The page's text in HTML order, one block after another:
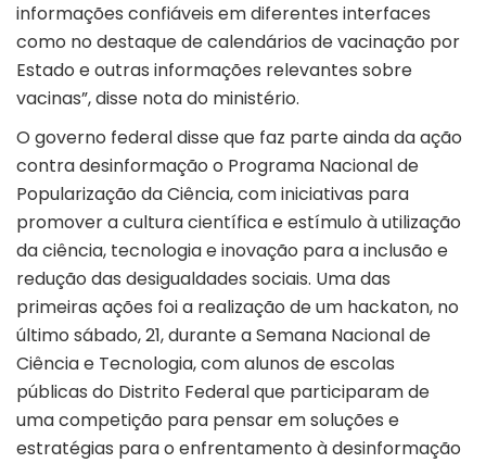
informações confiáveis em diferentes interfaces
como no destaque de calendários de vacinação por
Estado e outras informações relevantes sobre
vacinas”, disse nota do ministério.
O governo federal disse que faz parte ainda da ação
contra desinformação o Programa Nacional de
Popularização da Ciência, com iniciativas para
promover a cultura científica e estímulo à utilização
da ciência, tecnologia e inovação para a inclusão e
redução das desigualdades sociais. Uma das
primeiras ações foi a realização de um hackaton, no
último sábado, 21, durante a Semana Nacional de
Ciência e Tecnologia, com alunos de escolas
públicas do Distrito Federal que participaram de
uma competição para pensar em soluções e
estratégias para o enfrentamento à desinformação